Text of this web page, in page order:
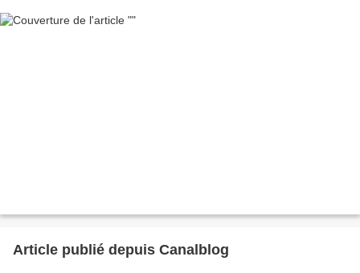
Article publié depuis Canalblog